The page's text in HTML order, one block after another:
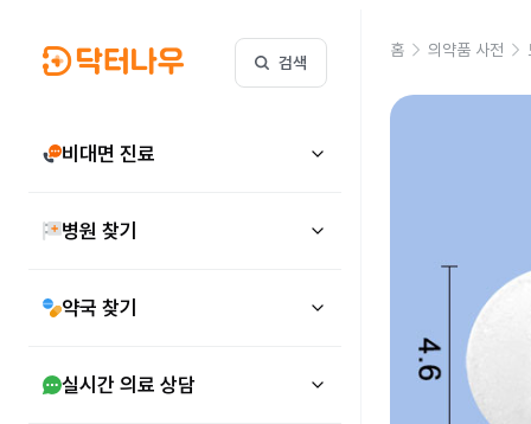
검색
비대면 진료
병원 찾기
약국 찾기
실시간 의료 상담
홈 의약품 사전